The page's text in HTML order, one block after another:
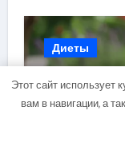
Диеты
Этот сайт использует
вам в навигации, а